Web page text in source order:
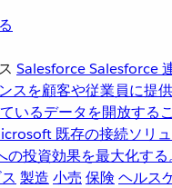
SalesforceSalesforce
スを顧客や従業員に提
いるデータを開放する
既存の接続ソリ
投資効果を最大化する
製造 小売 保険 ヘルス